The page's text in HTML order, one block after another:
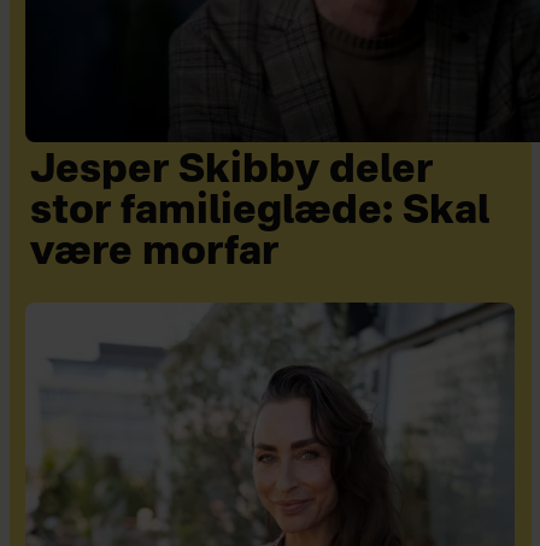
Jesper Skibby deler
stor familieglæde: Skal
være morfar